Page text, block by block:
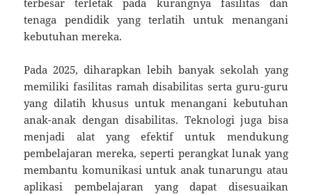
tenaga pendidik yang terlatih untuk menangani
kebutuhan mereka.
Pada 2025, diharapkan lebih banyak sekolah yang
memiliki fasilitas ramah disabilitas serta guru-guru
yang dilatih khusus untuk menangani kebutuhan
anak-anak dengan disabilitas. Teknologi juga bisa
menjadi alat yang efektif untuk mendukung
pembelajaran mereka, seperti perangkat lunak yang
membantu komunikasi untuk anak tunarungu atau
aplikasi pembelajaran yang dapat disesuaikan